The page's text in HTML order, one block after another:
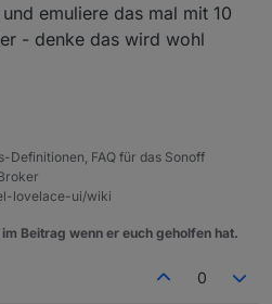
emuliere das mal mit 10
- denke das wird wohl
Definitionen, FAQ für das Sonoff
lovelace-ui/wiki
Beitrag wenn er euch geholfen hat.
0